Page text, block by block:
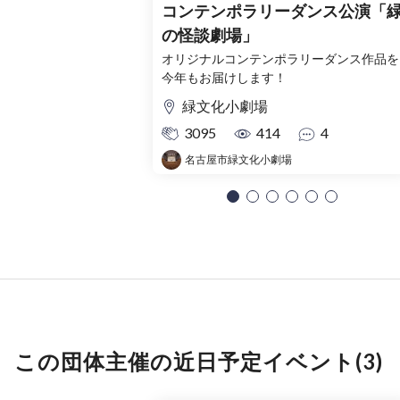
コンテンポラリーダンス公演「
の怪談劇場」
オリジナルコンテンポラリーダンス作品を
今年もお届けします！
緑文化小劇場
3095
414 4
名古屋市緑文化小劇場
この団体主催の近日予定イベント(3)